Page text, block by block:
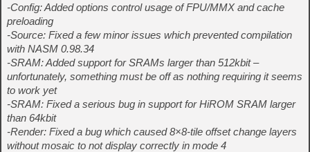
-Config: Added options control usage of FPU/MMX and cache
preloading
-Source: Fixed a few minor issues which prevented compilation
with NASM 0.98.34
-SRAM: Added support for SRAMs larger than 512kbit –
unfortunately, something must be off as nothing requiring it seems
to work yet
-SRAM: Fixed a serious bug in support for HiROM SRAM larger
than 64kbit
-Render: Fixed a bug which caused 8×8-tile offset change layers
without mosaic to not display correctly in mode 4